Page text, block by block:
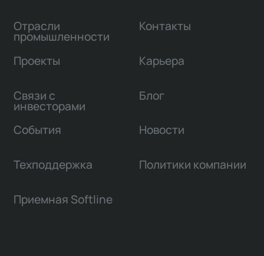
Отрасли
промышленности
Проекты
Связи с
инвесторами
Контакты
Карьера
Блог
События Новости
Техподдержка Политики компании
Приемная Softline